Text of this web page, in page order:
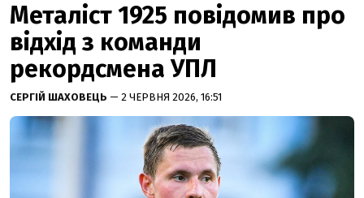
Металіст 1925 повідомив про
відхід з команди
рекордсмена УПЛ
СЕРГІЙ ШАХОВЕЦЬ — 2 ЧЕРВНЯ 2026, 16:51